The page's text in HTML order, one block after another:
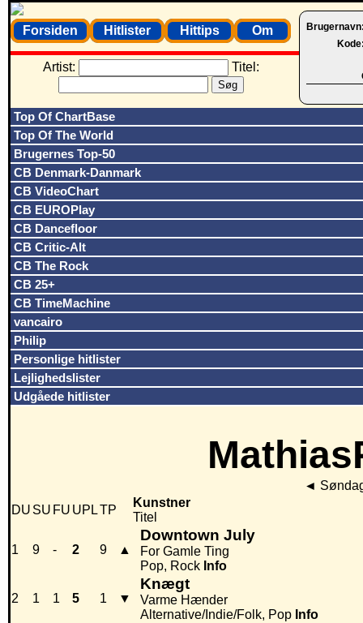
Forsiden Hitlister Hittips Om
Artist: Titel:
Top Of ChartBase
Top Of The World
Brugernes Top-50
CB Denmark-Danmark
CB VideoChart
CB EUROPlay
CB Dancefloor
CB Critic-Alt
CB The Rock
CB 25+
CB TimeMachine
vancairo
Philip
Personlige hitlister
Lejlighedslister
Udgåede hitlister
◄
DU SU FU UPLTP
Kunstner
Titel
1 9 - 2 9 ▲
Downtown July
For Gamle Ting
Pop, Rock Info
2 1 1 5 1 ▼
Knægt
Varme Hænder
Alternative/Indie/Folk, Pop Info